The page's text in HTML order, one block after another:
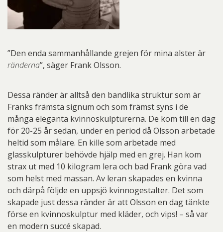
”Den enda sammanhållande grejen för mina alster är
ränderna”, säger Frank Olsson.
Dessa ränder är alltså den bandlika struktur som är
Franks främsta signum och som främst syns i de
många eleganta kvinnoskulpturerna. De kom till en dag
för 20-25 år sedan, under en period då Olsson arbetade
heltid som målare. En kille som arbetade med
glasskulpturer behövde hjälp med en grej. Han kom
strax ut med 10 kilogram lera och bad Frank göra vad
som helst med massan. Av leran skapades en kvinna
och därpå följde en uppsjö kvinnogestalter. Det som
skapade just dessa ränder är att Olsson en dag tänkte
förse en kvinnoskulptur med kläder, och vips! – så var
en modern succé skapad.